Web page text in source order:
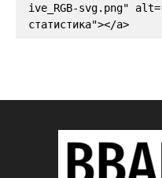
ive_RGB-svg.png"
статистика"></a>